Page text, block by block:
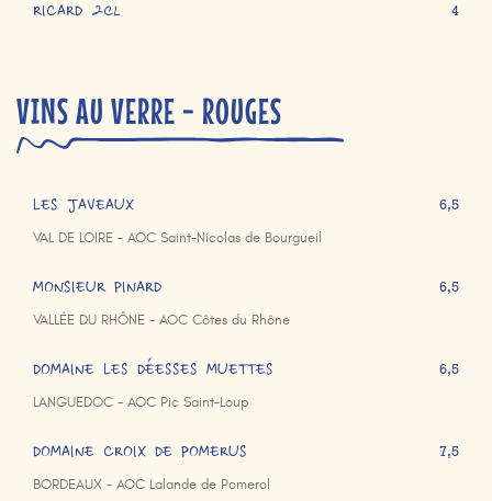
RICARD 2cl 4
VINS AU VERRE - ROUGES
LES JAVEAUX
VAL DE LOIRE - AOC Saint-Nicolas de Bourgueil
6,5
MONSIEUR PINARD
VALLÉE DU RHÔNE - AOC Côtes du Rhône
6,5
DOMAINE LES DÉESSES MUETTES
LANGUEDOC - AOC Pic Saint-Loup
6,5
DOMAINE CROIX DE POMERUS
BORDEAUX - AOC Lalande de Pomerol
7,5